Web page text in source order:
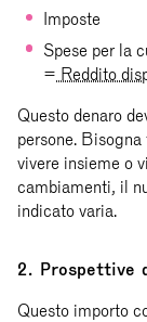
Imposte
Spese per la
= Reddito
Questo denaro
persone.
vivere insieme o
cambiamenti, il
indicato varia.
2. Prospettive
Questo importo